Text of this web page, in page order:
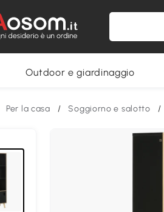
Outdoor e giardinaggio
Per la casa / Soggiorno e salotto /